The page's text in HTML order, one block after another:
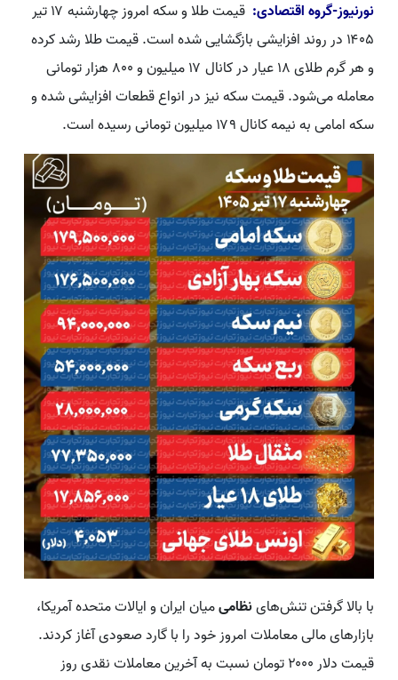
نورنیوز-گروه اقتصادی:
قیمت طلا و سکه امروز چهارشنبه ۱۷ تیر
۱۴۰۵ در روند افزایشی بازگشایی شده است. قیمت طلا رشد کرده
و هر گرم طلای ۱۸ عیار در کانال ۱۷ میلیون و ۸۰۰ هزار تومانی
معامله می‌شود. قیمت سکه نیز در انواع قطعات افزایشی شده و
سکه امامی به نیمه کانال ۱۷۹ میلیون تومانی رسیده است.
با بالا گرفتن تنش‌هاینظامیمیان ایران و ایالات متحده آمریکا،
بازارهای مالی معاملات امروز خود را با گارد صعودی آغاز کردند.
قیمت دلار ۲۰۰۰ تومان نسبت به آخرین معاملات نقدی روز